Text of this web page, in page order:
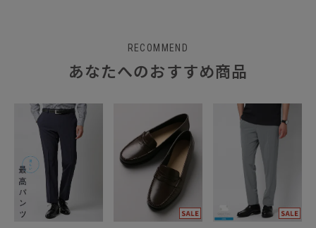
RECOMMEND
あなたへのおすすめ商品